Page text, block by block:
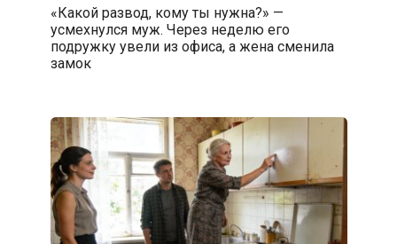
«Какой развод, кому ты нужна?» —
усмехнулся муж. Через неделю его
подружку увели из офиса, а жена сменила
замок